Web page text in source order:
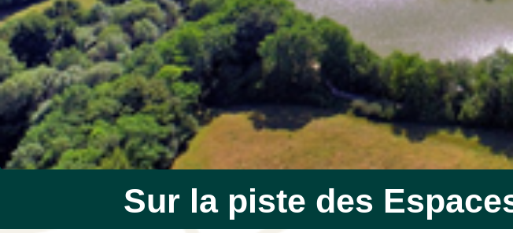
Sur la piste des